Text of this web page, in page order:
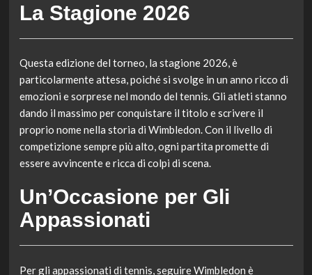
La Stagione 2026
Questa edizione del torneo, la stagione 2026, è
particolarmente attesa, poiché si svolge in un anno ricco di
emozioni e sorprese nel mondo del tennis. Gli atleti stanno
dando il massimo per conquistare il titolo e scrivere il
proprio nome nella storia di Wimbledon. Con il livello di
competizione sempre più alto, ogni partita promette di
essere avvincente e ricca di colpi di scena.
Un’Occasione per Gli
Appassionati
Per gli appassionati di tennis, seguire Wimbledon è